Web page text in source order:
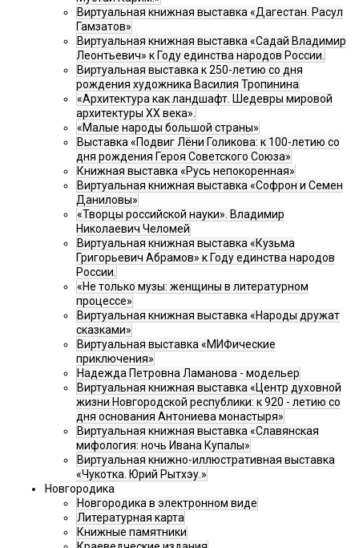
Виртуальная книжная выставка «Дагестан. Расул
Гамзатов»
Виртуальная книжная выставка «Садай Владимир
Леонтьевич» к Году единства народов России.
Виртуальная выставка к 250-летию со дня
рождения художника Василия Тропинина
«Архитектура как ландшафт. Шедевры мировой
архитектуры XX века».
«Малые народы большой страны»
Выставка «Подвиг Лёни Голикова: к 100-летию со
дня рождения Героя Советского Союза»
Книжная выставка «Русь непокоренная»
Виртуальная книжная выставка «Софрон и Семен
Даниловы»
«Творцы российской науки». Владимир
Николаевич Челомей
Виртуальная книжная выставка «Кузьма
Григорьевич Абрамов» к Году единства народов
России.
«Не только музы: женщины в литературном
процессе»
Виртуальная книжная выставка «Народы дружат
сказками»
Виртуальная выставка «МИФические
приключения»
Надежда Петровна Ламанова - модельер
Виртуальная книжная выставка «Центр духовной
жизни Новгородской республики: к 920 - летию со
дня основания Антониева монастыря»
Виртуальная книжная выставка «Славянская
мифология: ночь Ивана Купалы»
Виртуальная книжно-иллюстративная выставка
«Чукотка. Юрий Рытхэу.»
Новгородика
Новгородика в электронном виде
Литературная карта
Книжные памятники